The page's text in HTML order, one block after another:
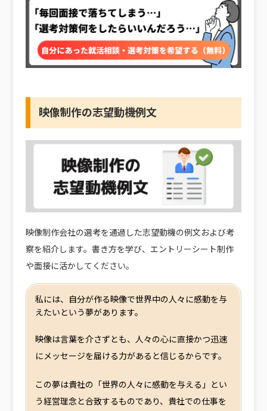
映像制作の志望動機例文
映像制作会社の選考を通過した志望動機の例文および考
察を紹介します。書き方を学び、エントリーシート制作
や面接に活かしてください。
私には、自分が作る映像で世界中の人々に感動を与
えたいという夢があります。
映像は言葉を介さずとも、人々の心に直接かつ迅速
にメッセージを届ける力があると信じるからです。
この夢は貴社の「世界の人々に感動を与える」とい
う経営理念と合致するものであり、貴社での仕事を